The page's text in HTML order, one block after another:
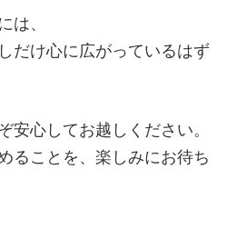
は、
だけ心に広がっているはず
安心してお越しください。
ることを、楽しみにお待ち